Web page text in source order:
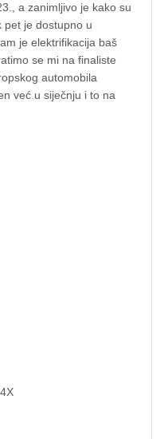
a zanimljivo je kako su
pet je dostupno u
je elektrifikacija baš
se mi na finaliste
automobila
već u siječnju i to na